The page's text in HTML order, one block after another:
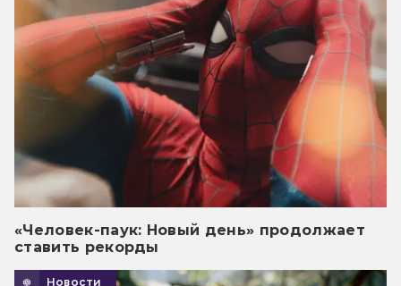
«Человек-паук: Новый день» продолжает
ставить рекорды
Новости